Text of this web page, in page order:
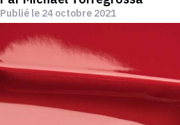
Publié le 24 octobre 2021